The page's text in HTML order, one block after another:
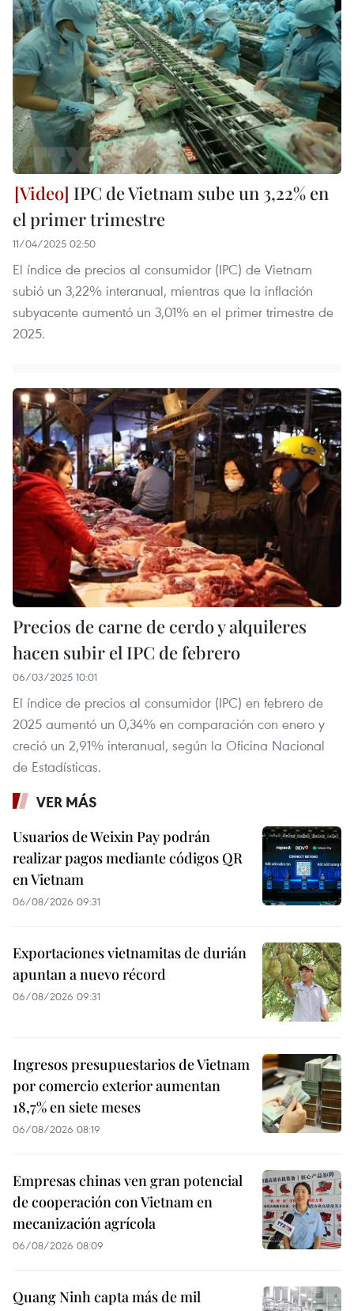
IPC de Vietnam sube un 3,22% en
el primer trimestre
11/04/2025 02:50
El índice de precios al consumidor (IPC) de Vietnam
subió un 3,22% interanual, mientras que la inflación
subyacente aumentó un 3,01% en el primer trimestre de
2025.
Precios de carne de cerdo y alquileres
hacen subir el IPC de febrero
06/03/2025 10:01
El índice de precios al consumidor (IPC) en febrero de
2025 aumentó un 0,34% en comparación con enero y
creció un 2,91% interanual, según la Oficina Nacional
de Estadísticas.
VER MÁS
Usuarios de Weixin Pay podrán
realizar pagos mediante códigos QR
en Vietnam
06/08/2026 09:31
Exportaciones vietnamitas de durián
apuntan a nuevo récord
06/08/2026 09:31
Ingresos presupuestarios de Vietnam
por comercio exterior aumentan
18,7% en siete meses
06/08/2026 08:19
Empresas chinas ven gran potencial
de cooperación con Vietnam en
mecanización agrícola
06/08/2026 08:09
Quang Ninh capta más de mil